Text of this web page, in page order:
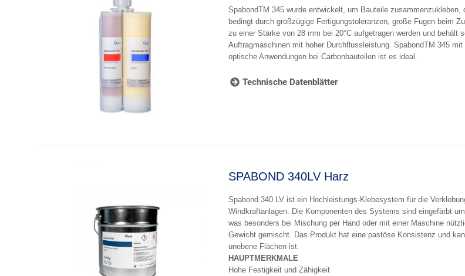
SpabondTM 345 wurde entwickelt, um Bauteile
bedingt durch großzügige Fertigungstoleranzen, große Fugen beim
zu einer Stärke von 28 mm bei 20°C aufgetragen werden und
Auftragmaschinen mit hoher Durchflussleistung. SpabondTM 345
optische Anwendungen bei Carbonbauteilen ist es ideal.
Technische Datenblätter
SPABOND 340LV Harz
Spabond 340 LV ist ein Hochleistungs-Klebesystem für die
Windkraftanlagen. Die Komponenten des Systems sind eingefärbt
was besonders bei Mischung per Hand oder mit einer Maschine
Gewicht gemischt. Das Produkt hat eine pastöse Konsistenz und
unebene Flächen ist.
HAUPTMERKMALE
Hohe Festigkeit und Zähigkeit